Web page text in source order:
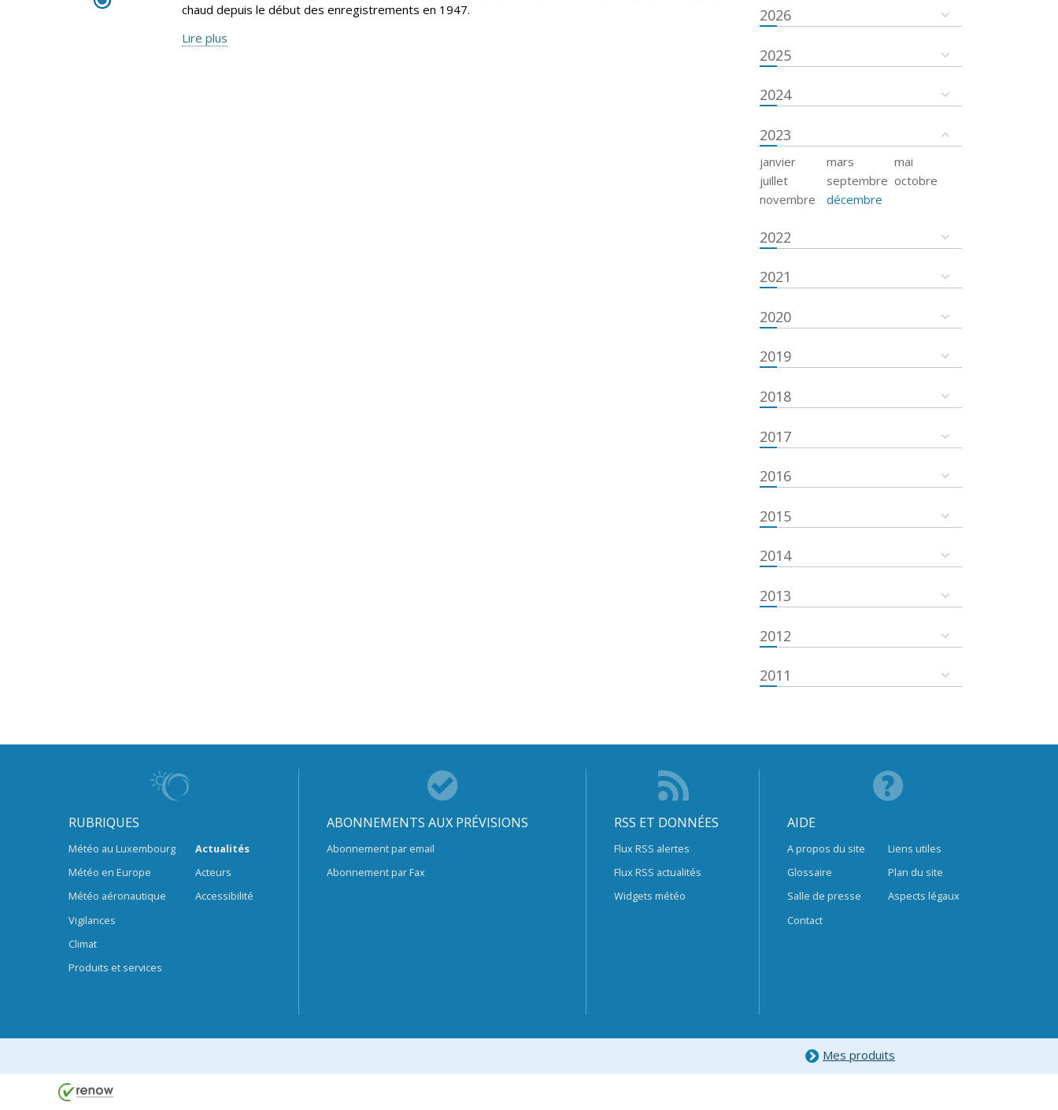
chaud depuis le début des enregistrements en 1947.
Lire plus
2026
2025
2024
2023
janvier mars
mai
juillet
septembre octobre
novembre
décembre
2022
2021
2020
2019
2018
2017
2016
2015
2014
2013
2012
2011
RUBRIQUES
Météo au Luxembourg
Météo en Europe
Météo aéronautique
Vigilances
Climat
Produits et services
Actualités
Acteurs
Accessibilité
ABONNEMENTS AUX PRÉVISIONS
Abonnement par email
Abonnement par Fax
RSS ET DONNÉES
Flux RSS alertes
Flux RSS actualités
Widgets météo
AIDE
A propos du site
Glossaire
Salle de presse
Contact
Liens utiles
Plan du site
Aspects légaux
Mes produits